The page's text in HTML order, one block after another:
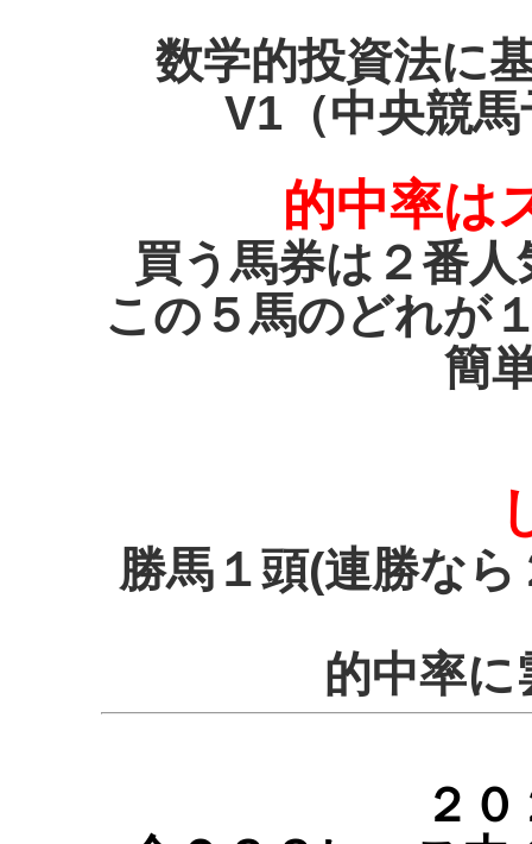
数学的投資法に
V1（中央競
的中率は
買う馬券は２番
この５馬のどれが
簡
勝馬１頭(連勝な
的中率
２